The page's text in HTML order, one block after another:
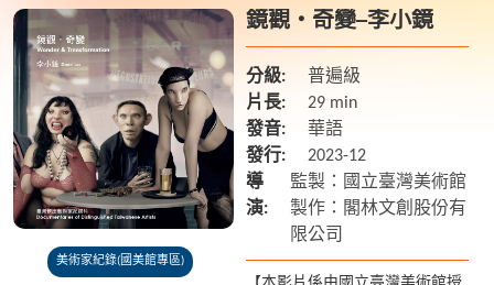
美術家紀錄(國美館專區)
鏡觀‧奇變─李小鏡
分級:
普遍級
片長:
29 min
發音:
華語
發行:
2023-12
導
演:
監製：國立臺灣美術館
製作：閣林文創股份有
限公司